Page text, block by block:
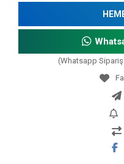
(Whatsapp